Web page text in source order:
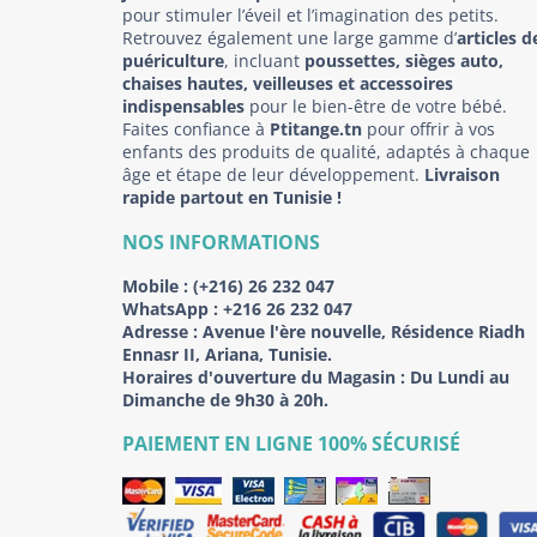
pour stimuler l’éveil et l’imagination des petits.
Retrouvez également une large gamme d’articles
puériculture, incluant poussettes, sièges auto,
chaises hautes, veilleuses et accessoires
indispensables pour le bien-être de votre bébé.
Faites confiance à Ptitange.tn pour offrir à vos
enfants des produits de qualité, adaptés à chaque
âge et étape de leur développement. Livraison
rapide partout en Tunisie !
NOS INFORMATIONS
Mobile : (+216) 26 232 047
WhatsApp : +216 26 232 047
Adresse : Avenue l'ère nouvelle, Résidence Riadh
Ennasr II, Ariana, Tunisie.
Horaires d'ouverture du Magasin : Du Lundi au
Dimanche de 9h30 à 20h.
PAIEMENT EN LIGNE 100% SÉCURISÉ